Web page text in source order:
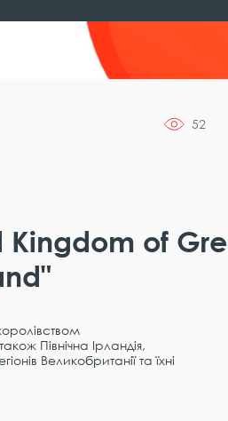
52
Kingdom of
Північна Ірландія,
Великобританії та їхні